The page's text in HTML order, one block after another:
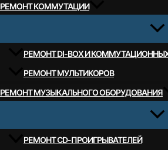
РЕМОНТ КОММУТАЦИИ
РЕМОНТ DI-BOX И
РЕМОНТ МУЛЬТИКОРОВ
РЕМОНТ МУЗЫКАЛЬНОГО ОБОРУДОВАНИЯ
РЕМОНТ CD-ПРОИГРЫВАТЕЛЕЙ